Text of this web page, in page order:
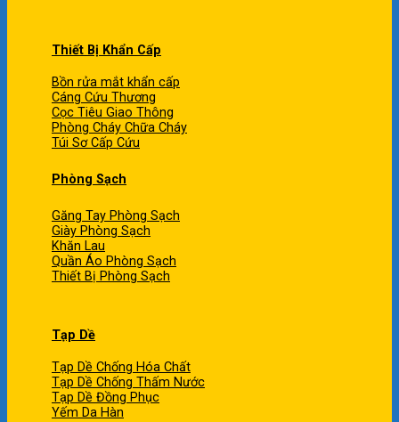
Thiết Bị Khẩn Cấp
Bồn rửa mắt khẩn cấp
Cáng Cứu Thương
Cọc Tiêu Giao Thông
Phòng Cháy Chữa Cháy
Túi Sơ Cấp Cứu
Phòng Sạch
Găng Tay Phòng Sạch
Giày Phòng Sạch
Khăn Lau
Quần Áo Phòng Sạch
Thiết Bị Phòng Sạch
Tạp Dề
Tạp Dề Chống Hóa Chất
Tạp Dề Chống Thấm Nước
Tạp Dề Đồng Phục
Yếm Da Hàn